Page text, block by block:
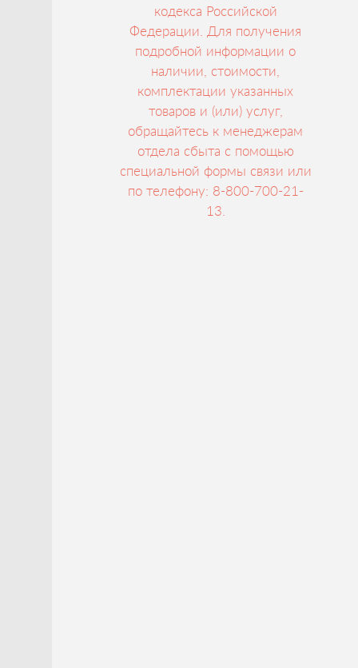
кодекса Российской
Федерации. Для получения
подробной информации о
наличии, стоимости,
комплектации указанных
товаров и (или) услуг,
обращайтесь к менеджерам
отдела сбыта с помощью
специальной формы связи или
по телефону: 8-800-700-21-
13.